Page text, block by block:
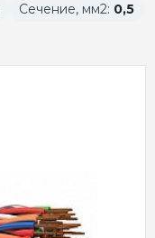
Сечение, мм2: 0,5